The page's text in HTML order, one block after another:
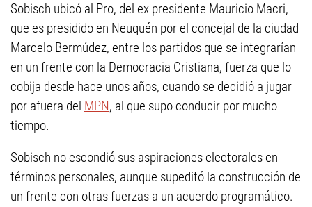
Sobisch ubicó al Pro, del ex presidente Mauricio Macri,
que es presidido en Neuquén por el concejal de la ciudad
Marcelo Bermúdez, entre los partidos que se integrarían
en un frente con la Democracia Cristiana, fuerza que lo
cobija desde hace unos años, cuando se decidió a jugar
por afuera del MPN, al que supo conducir por mucho
tiempo.
Sobisch no escondió sus aspiraciones electorales en
términos personales, aunque supeditó la construcción de
un frente con otras fuerzas a un acuerdo programático.